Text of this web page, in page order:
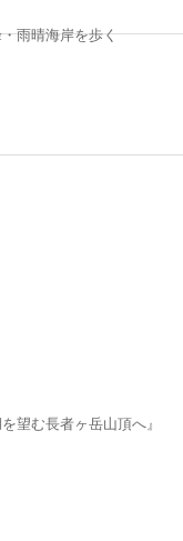
雨晴海岸を歩く
望む長者ヶ岳山頂へ』